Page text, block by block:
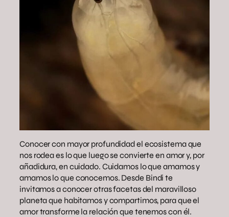
Conocer con mayor profundidad el ecosistema que
nos rodea es lo que luego se convierte en amor y, por
añadidura, en cuidado. Cuidamos lo que amamos y
amamos lo que conocemos. Desde Bindi te
invitamos a conocer otras facetas del maravilloso
planeta que habitamos y compartimos, para que el
amor transforme la relación que tenemos con él.